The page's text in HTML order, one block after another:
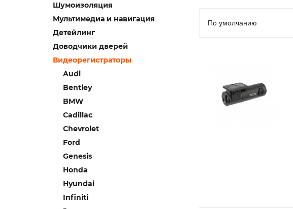
Шумоизоляция
Мультимедиа и навигация
Детейлинг
Доводчики дверей
Видеорегистраторы
Audi
Bentley
BMW
Cadillac
Chevrolet
Ford
Genesis
Honda
Hyundai
Infiniti